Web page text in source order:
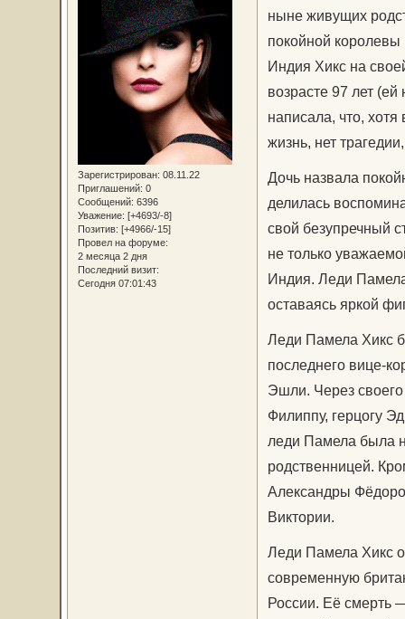
Зарегистрирован: 08.11.22
Приглашений: 0
Сообщений: 6396
Уважение: [+4693/-8]
Позитив: [+4966/-15]
Провел на форуме:
2 месяца 2 дня
Последний визит:
Сегодня 07:01:43
ныне живущих
покойной
Индия Хикс на
возрасте 97 лет
написала, что,
жизнь, нет
Дочь назвала
делилась
свой безупречный
не только
Индия. Леди
оставаясь яркой
Леди Памела Хикс
последнего вице-
Эшли. Через
Филиппу, герцогу
леди Памела была
родственницей.
Александры
Виктории.
Леди Памела Хикс
современную
России. Её смерть